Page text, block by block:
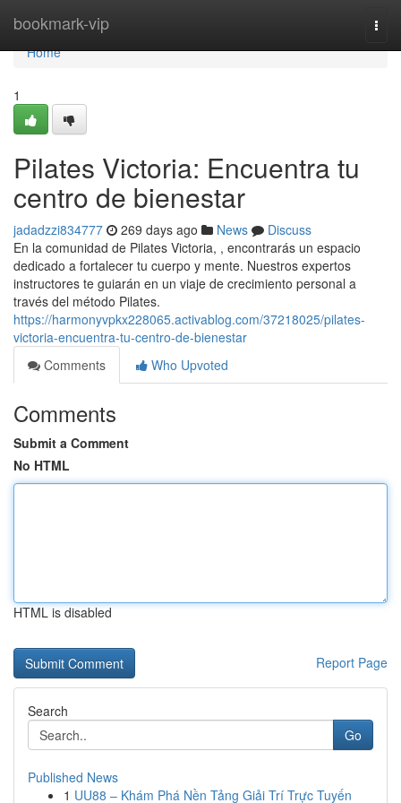
bookmark-vip
Home
Home
1
Pilates Victoria: Encuentra tu
centro de bienestar
jadadzzi834777 269 days ago News
Discuss
En la comunidad de Pilates Victoria, , encontrarás un espacio
dedicado a fortalecer tu cuerpo y mente. Nuestros expertos
instructores te guiarán en un viaje de crecimiento personal a
través del método Pilates.
https://harmonyvpkx228065.activablog.com/37218025/pilates-
victoria-encuentra-tu-centro-de-bienestar
Comments
Who Upvoted
Comments
Submit a Comment
No HTML
HTML is disabled
Report Page
Search
Go
Published News
1 UU88 – Khám Phá Nền Tảng Giải Trí Trực Tuyến